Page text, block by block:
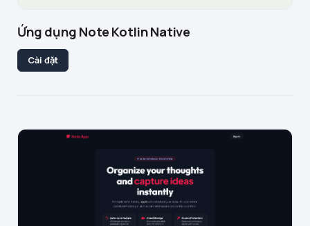
Ứng dụng Note Kotlin Native
Cài đặt